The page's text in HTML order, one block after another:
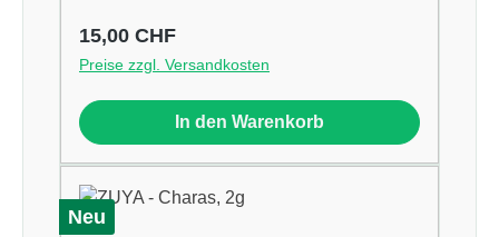
Regulärer Preis:
15,00 CHF
Preise zzgl. Versandkosten
In den Warenkorb
Neu